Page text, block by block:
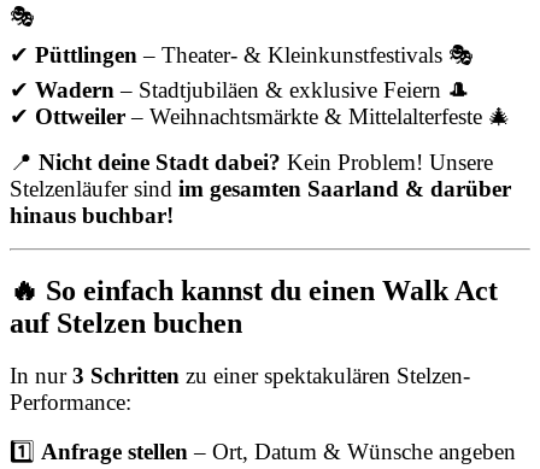
🎭
✔ Püttlingen – Theater- & Kleinkunstfestivals 🎭
✔ Wadern – Stadtjubiläen & exklusive Feiern 🎩
✔ Ottweiler– Weihnachtsmärkte & Mittelalterfeste 🎄
📍 Nicht deine Stadt dabei? Kein Problem! Unsere
Stelzenläufer sind im gesamten Saarland & darüber
hinaus buchbar!
🔥 So einfach kannst du einen Walk Act
auf Stelzen buchen
In nur3 Schritten zu einer spektakulären Stelzen-
Performance:
1️⃣ Anfrage stellen– Ort, Datum & Wünsche angeben